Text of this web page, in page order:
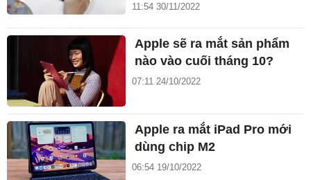
11:54 30/11/2022
Apple sẽ ra mắt sản phẩm
nào vào cuối tháng 10?
07:11 24/10/2022
Apple ra mắt iPad Pro mới
dùng chip M2
06:54 19/10/2022